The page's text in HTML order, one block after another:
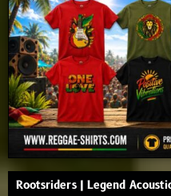
Rootsriders | Legend